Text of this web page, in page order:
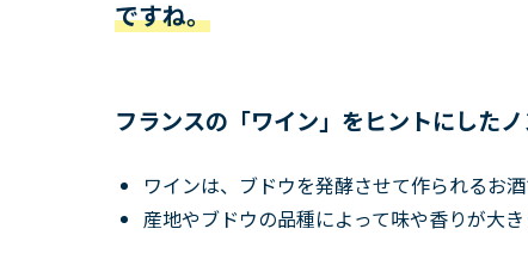
ですね。
フランスの「ワイン」をヒントにした
ワインは、ブドウを発酵させて作られるお
産地やブドウの品種によって味や香りが大き